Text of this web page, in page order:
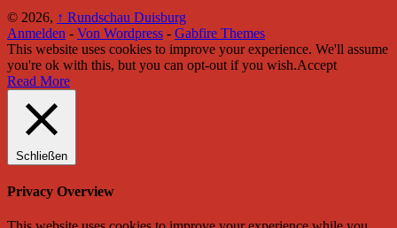
© 2026, ↑ Rundschau Duisburg
Anmelden - Von Wordpress - Gabfire Themes
This website uses cookies to improve your experience. We'll assume
you're ok with this, but you can opt-out if you wish.Accept
Read More
Schließen
Privacy Overview